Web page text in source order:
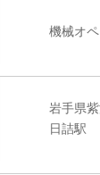
機械オ
岩手県
日詰駅